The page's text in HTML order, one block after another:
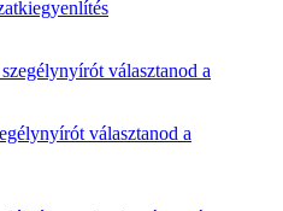
választanod a